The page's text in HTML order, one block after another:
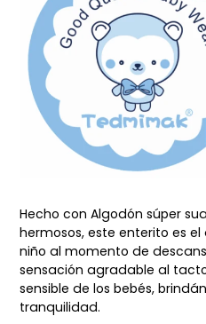
Hecho con Algodón súper
hermosos, este enterito es
niño al momento de
sensación agradable al
sensible de los bebés,
tranquilidad.